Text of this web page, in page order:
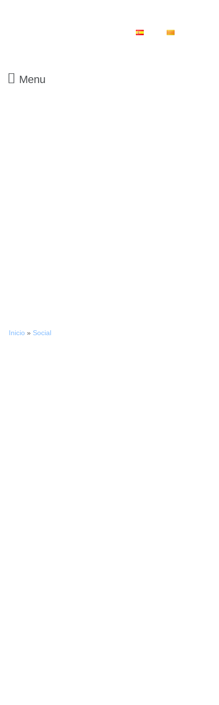
Menu
Inicio » Social